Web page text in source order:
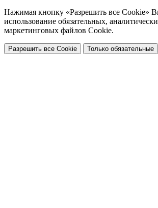
Нажимая кнопку «Разрешить все Cookie»
использование обязательных,
маркетинговых файлов Cookie.
Разрешить все Cookie Только обязательные